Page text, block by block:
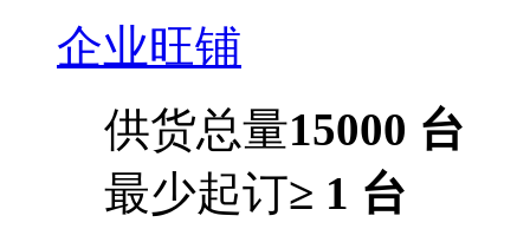
企业旺铺
供货总量15000 台
最少起订≥ 1 台